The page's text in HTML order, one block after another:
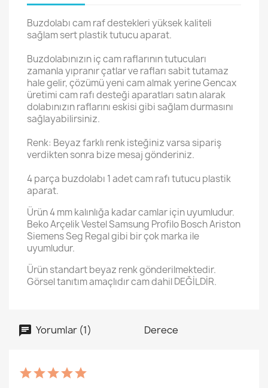
Buzdolabı cam raf destekleri yüksek kaliteli
sağlam sert plastik tutucu aparat.
Buzdolabınızın iç cam raflarının tutucuları
zamanla yıpranır çatlar ve rafları sabit tutamaz
hale gelir, çözümü yeni cam almak yerine Gencax
üretimi cam rafı desteği aparatları satın alarak
dolabınızın raflarını eskisi gibi sağlam durmasını
sağlayabilirsiniz.
Renk: Beyaz farklı renk isteğiniz varsa sipariş
verdikten sonra bize mesaj gönderiniz.
4 parça buzdolabı 1 adet cam rafı tutucu plastik
aparat.
Ürün 4 mm kalınlığa kadar camlar için uyumludur.
Beko Arçelik Vestel Samsung Profilo Bosch Ariston
Siemens Seg Regal gibi bir çok marka ile
uyumludur.
Ürün standart beyaz renk gönderilmektedir.
Görsel tanıtım amaçlıdır cam dahil DEĞİLDİR.
Yorumlar (1) Derece